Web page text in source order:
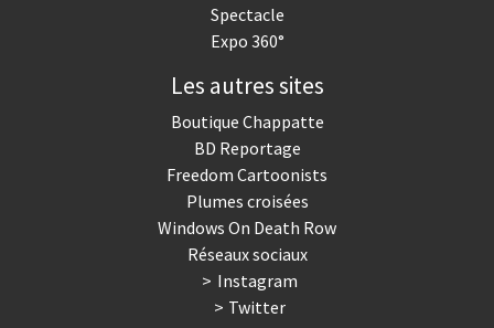
Spectacle
Expo 360°
Les autres sites
Boutique Chappatte
BD Reportage
Freedom Cartoonists
Plumes croisées
Windows On Death Row
Réseaux sociaux
Instagram
Twitter